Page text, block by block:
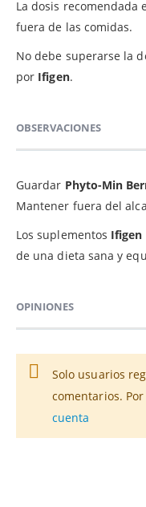
La dosis recomendada
fuera de las comidas.
No debe superarse la
por Ifigen.
OBSERVACIONES
Guardar Phyto-Min
Mantener fuera del
Los suplementos Ifigen
de una dieta sana y
OPINIONES
Solo usuarios
comentarios.
cuenta